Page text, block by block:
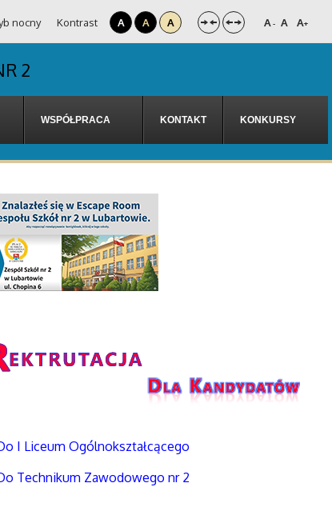
nocny Kontrast A A A A- A A+
2
WSPÓŁPRACA KONTAKT KONKURSY
I Liceum Ogólnokształcącego
Technikum Zawodowego nr 2